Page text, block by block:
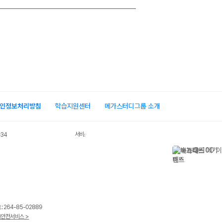
정보처리방침 학습지원센터 메가스터디그룹 소개
서비스 가입사실 확인
호 : 264-85-02889
전서비스 >